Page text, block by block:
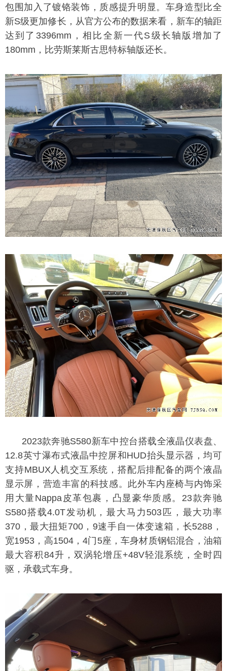
包围加入了镀铬装饰，质感提升明显。车身造型比全
新S级更加修长，从官方公布的数据来看，新车的轴距
达到了3396mm，相比全新一代S级长轴版增加了
180mm，比劳斯莱斯古思特标轴版还长。
2023款奔驰S580新车中控台搭载全液晶仪表盘、
12.8英寸瀑布式液晶中控屏和HUD抬头显示器，均可
支持MBUX人机交互系统，搭配后排配备的两个液晶
显示屏，营造丰富的科技感。此外车内座椅与内饰采
用大量Nappa皮革包裹，凸显豪华质感。23款奔驰
S580搭载4.0T发动机，最大马力503匹，最大功率
370，最大扭矩700，9速手自一体变速箱，长5288，
宽1953，高1504，4门5座，车身材质钢铝混合，油箱
最大容积84升，双涡轮增压+48V轻混系统，全时四
驱，承载式车身。